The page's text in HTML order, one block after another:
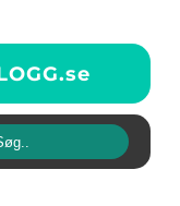
se